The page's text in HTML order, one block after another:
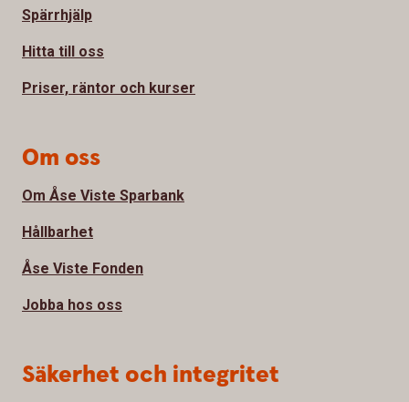
Spärrhjälp
Hitta till oss
Priser, räntor och kurser
Om oss
Om Åse Viste Sparbank
Hållbarhet
Åse Viste Fonden
Jobba hos oss
Säkerhet och integritet